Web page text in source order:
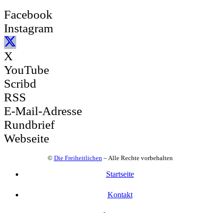
Facebook
Instagram
X
YouTube
Scribd
RSS
E-Mail-Adresse
Rundbrief
Webseite
© Die Freiheitlichen – Alle Rechte vorbehalten
Startseite
Kontakt